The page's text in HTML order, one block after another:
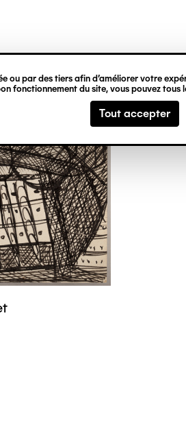
ou par des tiers afin d’améliorer votre
fonctionnement du site, vous pouvez
Tout accepter